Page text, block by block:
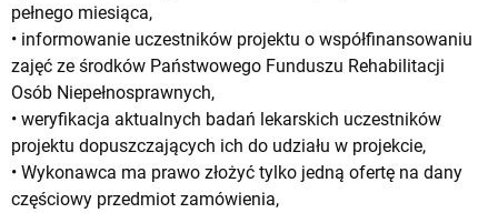
pełnego miesiąca,
• informowanie uczestników projektu o współfinansowaniu
zajęć ze środków Państwowego Funduszu Rehabilitacji
Osób Niepełnosprawnych,
• weryfikacja aktualnych badań lekarskich uczestników
projektu dopuszczających ich do udziału w projekcie,
• Wykonawca ma prawo złożyć tylko jedną ofertę na dany
częściowy przedmiot zamówienia,